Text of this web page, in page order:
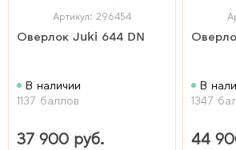
Артикул: 296454
Оверлок Juki 644 DN
В наличии
1137 баллов
37 900 руб.
В
1347
44